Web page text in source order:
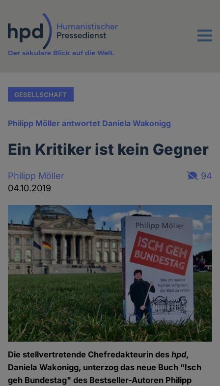
Inhalt
Menu
Der säkulare Blick auf die Welt.
GESELLSCHAFT
Philipp Möller antwortet Daniela Wakonigg
Ein Kritiker ist kein Gegner
Philipp Möller
04.10.2019
94
Die stellvertretende Chefredakteurin deshpd,
Daniela Wakonigg, unterzog das neue Buch "Isch
geh Bundestag" des Bestseller-Autoren Philipp